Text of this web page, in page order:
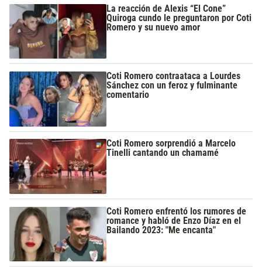
La reacción de Alexis “El Cone”
Quiroga cundo le preguntaron por Coti
Romero y su nuevo amor
Coti Romero contraataca a Lourdes
Sánchez con un feroz y fulminante
comentario
Coti Romero sorprendió a Marcelo
Tinelli cantando un chamamé
Coti Romero enfrentó los rumores de
romance y habló de Enzo Díaz en el
Bailando 2023: "Me encanta"